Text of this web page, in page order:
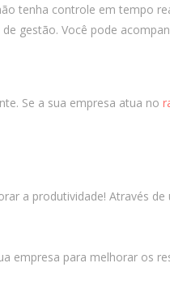
tenha controle em tempo
gestão. Você pode
Se a sua empresa atua no
a produtividade! Através
empresa para melhorar os